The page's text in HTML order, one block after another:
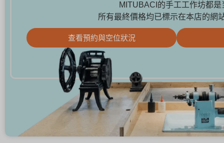
MITUBACI的手工工作坊都是
所有最終價格均已標示在本店的網
查看預約與空位狀況